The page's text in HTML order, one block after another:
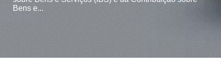
Bens e...